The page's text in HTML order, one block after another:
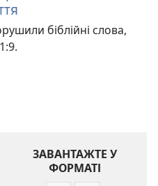
біблійні слова,
ЗАВАНТАЖТЕ У
ФОРМАТІ